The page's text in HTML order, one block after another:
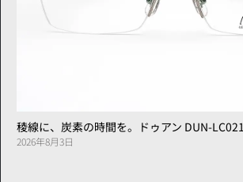
稜線に、炭素の時間を。ドゥアン DUN-LC021
2026年8月3日